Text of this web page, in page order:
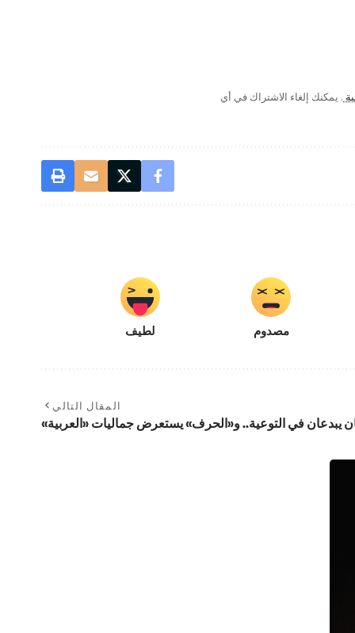
. يمكنك إلغاء الاشتراك في أي
مصدوم لطيف
المقال التالي
يبدعان في التوعية.. و«الحرف» يستعرض جماليات «العربية»